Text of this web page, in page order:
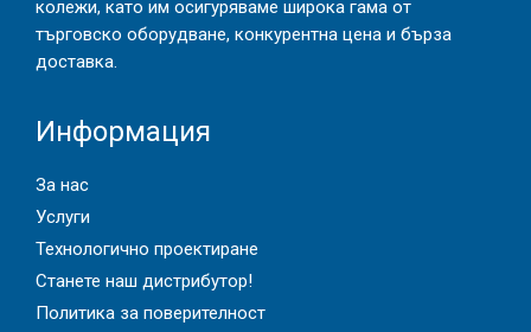
колежи, като им осигуряваме широка гама от
търговско оборудване, конкурентна цена и бърза
доставка.
Информация
За нас
Услуги
Технологично проектиране
Станете наш дистрибутор!
Политика за поверителност